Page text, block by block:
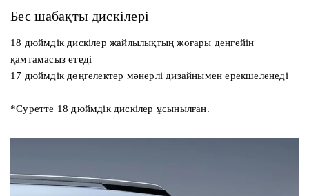
Бес шабақты дискілері
18 дюймдік дискілер жайлылықтың жоғары деңгейін
қамтамасыз етеді
17 дюймдік дөңгелектер мәнерлі дизайнымен ерекшеленеді
*Суретте 18 дюймдік дискілер ұсынылған.